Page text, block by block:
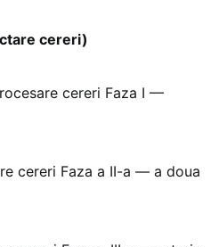
cereri)
cereri Faza I —
cereri Faza a II-a — a doua